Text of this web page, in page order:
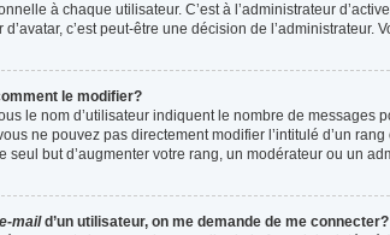
à chaque utilisateur. C’est à l’administrateur
c’est peut-être une décision de
le modifier?
le nom d’utilisateur indiquent le nombre de messages
ne pouvez pas directement modifier l’intitulé d’un
seul but d’augmenter votre rang, un modérateur ou un
e-maild’un utilisateur, on me demande de me connecter?